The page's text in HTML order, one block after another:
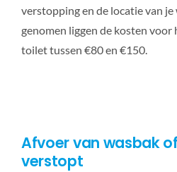
verstopping en de locatie van
genomen liggen de kosten
toilet tussen €80 en €150.
Afvoer van wasbak
verstopt